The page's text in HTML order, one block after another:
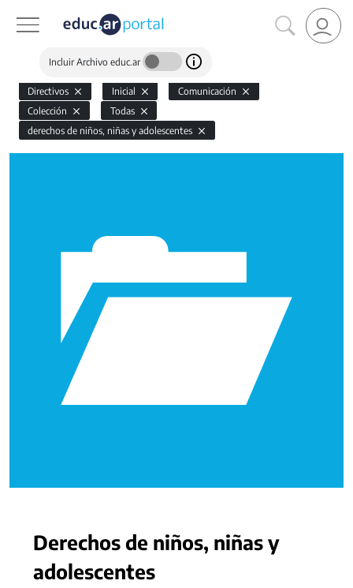
Incluir Archivo educ.ar
Directivos Inicial
Comunicación
Colección
Todas
derechos de niños, niñas y adolescentes
Derechos de niños, niñas y
adolescentes